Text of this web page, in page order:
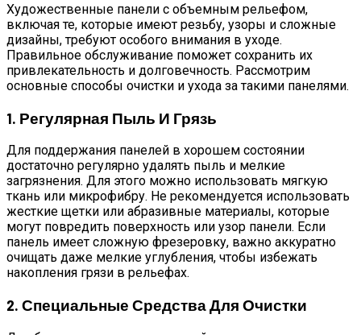
Художественные панели с объемным рельефом,
включая те, которые имеют резьбу, узоры и сложные
дизайны, требуют особого внимания в уходе.
Правильное обслуживание поможет сохранить их
привлекательность и долговечность. Рассмотрим
основные способы очистки и ухода за такими панелями.
1. Регулярная Пыль И Грязь
Для поддержания панелей в хорошем состоянии
достаточно регулярно удалять пыль и мелкие
загрязнения. Для этого можно использовать мягкую
ткань или микрофибру. Не рекомендуется использовать
жесткие щетки или абразивные материалы, которые
могут повредить поверхность или узор панели. Если
панель имеет сложную фрезеровку, важно аккуратно
очищать даже мелкие углубления, чтобы избежать
накопления грязи в рельефах.
2. Специальные Средства Для Очистки